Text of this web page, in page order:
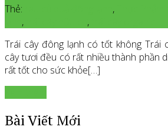
Thẻ:
,
, ,
Trái cây đông lạnh có tốt không Trái
cây tươi đều có rất nhiều thành phần
rất tốt cho sức khỏe[…]
Bài Viết Mới